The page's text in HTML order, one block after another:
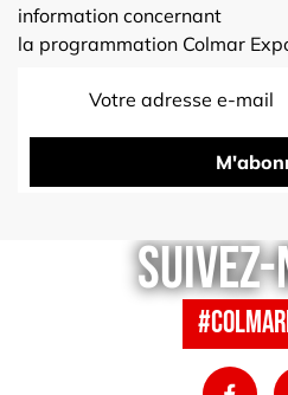
information concernant
la programmation Colmar